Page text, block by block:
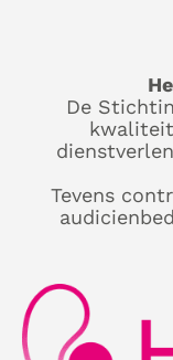
De
Tevens